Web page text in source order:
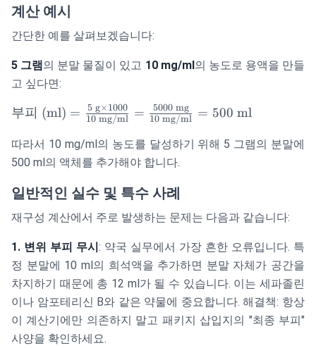
계산 예시
간단한 예를 살펴보겠습니다:
5 그램의 분말 물질이 있고 10 mg/ml의 농도로 용액을 만들
고 싶다면:
\text{부피
\frac{5
\text{ g}
1000}{10
\text{
mg/ml}}
=
\frac{5000
\text{
mg}}{10
\text{
mg/ml}}
= 500
부피 (ml) = 10 mg/ml
5g×1000 = 10 mg/ml
5000mg = 500 ml
따라서 10 mg/ml의 농도를 달성하기 위해 5 그램의 분말에
500 ml의 액체를 추가해야 합니다.
일반적인 실수 및 특수 사례
재구성 계산에서 주로 발생하는 문제는 다음과 같습니다:
1. 변위 부피 무시: 약국 실무에서 가장 흔한 오류입니다. 특
정 분말에 10 ml의 희석액을 추가하면 분말 자체가 공간을
차지하기 때문에 총 12 ml가 될 수 있습니다. 이는 세파졸린
이나 암포테리신 B와 같은 약물에 중요합니다. 해결책: 항상
이 계산기에만 의존하지 말고 패키지 삽입지의 "최종 부피"
사양을 확인하세요.